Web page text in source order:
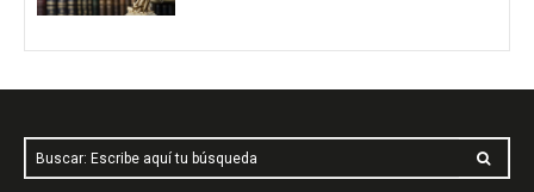
Buscar: Escribe aquí tu búsqueda